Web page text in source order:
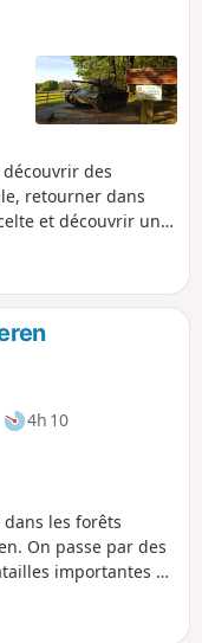
des
retourner dans
et découvrir un
4h 10
les forêts
On passe par des
importantes de